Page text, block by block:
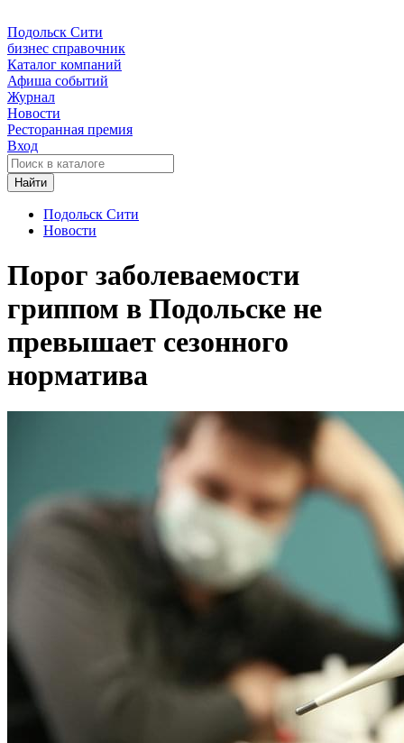
Подольск Сити
бизнес справочник
Каталог компаний
Афиша событий
Журнал
Новости
Ресторанная премия
Вход
Найти
Подольск Сити
Новости
Порог заболеваемости
гриппом в Подольске не
превышает сезонного
норматива